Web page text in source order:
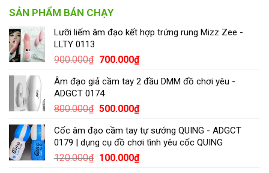
SẢN PHẨM BÁN CHẠY
Lưỡi liếm âm đạo kết hợp trứng rung Mizz Zee -
LLTY 0113
900.000₫ 700.000₫
Âm đạo giả cầm tay 2 đầu DMM đồ chơi yêu -
ADGCT 0174
800.000₫ 500.000₫
Cốc âm đạo cầm tay tự sướng QUING - ADGCT
0179 | dụng cụ đồ chơi tình yêu cốc QUING
120.000₫ 100.000₫